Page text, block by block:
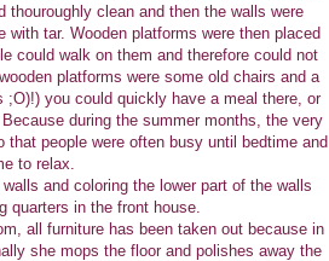
clean and then the walls were
with tar. Wooden platforms were then placed
could walk on them and therefore could not
platforms were some old chairs and a
you could quickly have a meal there, or
during the summer months, the very
people were often busy until bedtime and
to relax.
and coloring the lower part of the walls
quarters in the front house.
all furniture has been taken out because in
she mops the floor and polishes away the